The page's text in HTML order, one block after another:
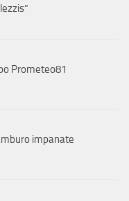
Prometeo81
impanate